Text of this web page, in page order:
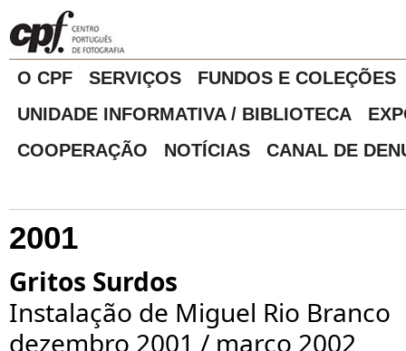
O CPF SERVIÇOS
FUNDOS E COLEÇÕES
UNIDADE INFORMATIVA / BIBLIOTECA
COOPERAÇÃO
NOTÍCIAS CANAL DE
2001
Gritos Surdos
Instalação de Miguel Rio Branco
dezembro 2001 / março 2002